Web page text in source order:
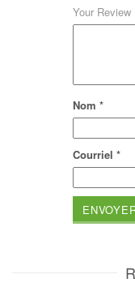
Your Review
Nom *
Courriel *